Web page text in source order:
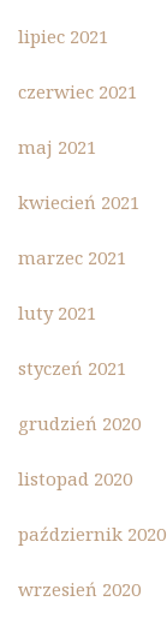
lipiec 2021
czerwiec 2021
maj 2021
kwiecień 2021
marzec 2021
luty 2021
styczeń 2021
grudzień 2020
listopad 2020
październik 2020
wrzesień 2020